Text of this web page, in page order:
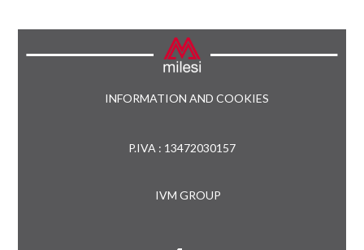
INFORMATION AND COOKIES
P.IVA : 13472030157
IVM GROUP